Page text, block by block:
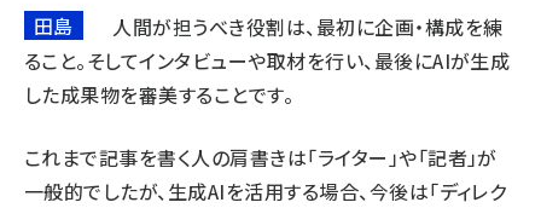
田島
人間が担うべき役割は、最初に企画・構成を練
ること。そしてインタビューや取材を行い、最後にAIが生成
した成果物を審美することです。
これまで記事を書く人の肩書きは「ライター」や「記者」が
一般的でしたが、生成AIを活用する場合、今後は「ディレク